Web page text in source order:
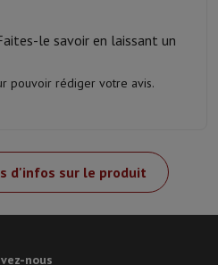
le savoir en laissant un
pouvoir rédiger votre avis.
d'infos sur le produit
nous